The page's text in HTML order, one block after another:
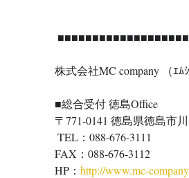
株式会社MC company （ｴﾑｼ
■総合受付 徳島Office
〒771-0141 徳島県徳島市
TEL：088-676-3111
FAX：088-676-3112
HP： http://www.mc-